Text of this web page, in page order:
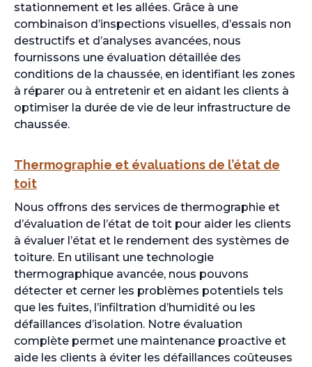
stationnement et les allées. Grâce à une
combinaison d’inspections visuelles, d’essais non
destructifs et d’analyses avancées, nous
fournissons une évaluation détaillée des
conditions de la chaussée, en identifiant les zones
à réparer ou à entretenir et en aidant les clients à
optimiser la durée de vie de leur infrastructure de
chaussée.
Thermographie et évaluations de l’état de
toit
Nous offrons des services de thermographie et
d’évaluation de l’état de toit pour aider les clients
à évaluer l’état et le rendement des systèmes de
toiture. En utilisant une technologie
thermographique avancée, nous pouvons
détecter et cerner les problèmes potentiels tels
que les fuites, l’infiltration d’humidité ou les
défaillances d’isolation. Notre évaluation
complète permet une maintenance proactive et
aide les clients à éviter les défaillances coûteuses